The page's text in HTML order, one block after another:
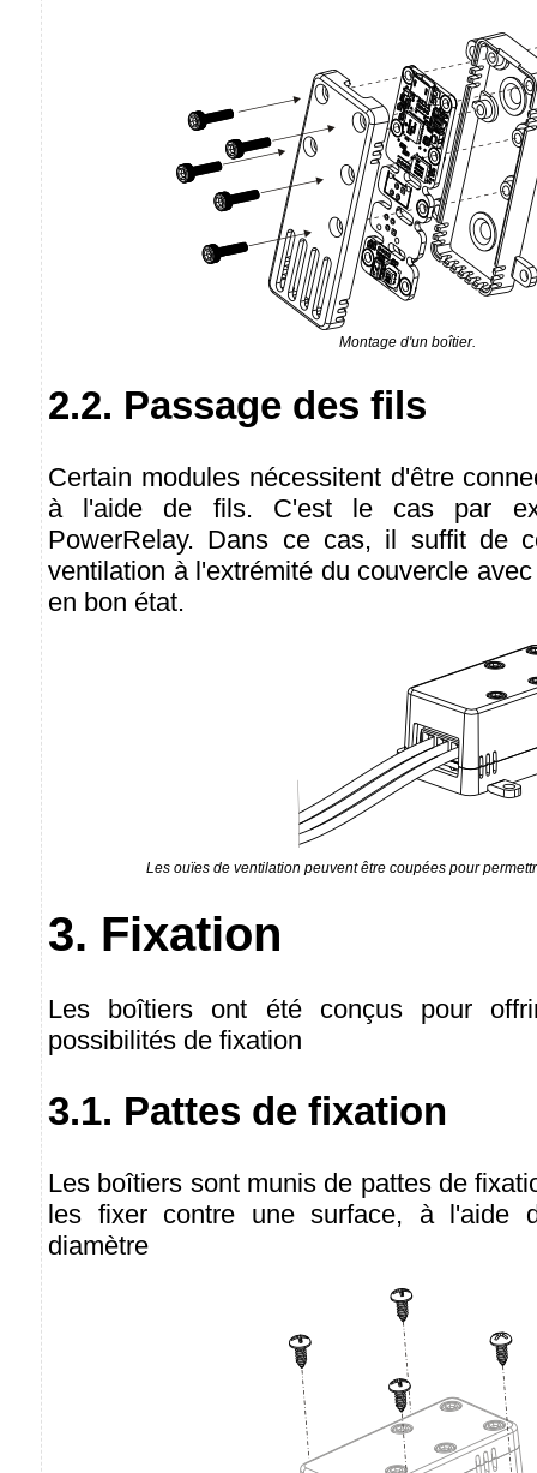
Montage d'un boîtier.
2.2. Passage des fils
Certain modules nécessitent d'être
à l'aide de fils. C'est le cas par
PowerRelay. Dans ce cas, il suffit de
ventilation à l'extrémité du couvercle
en bon état.
Les ouïes de ventilation peuvent être coupées pour
3. Fixation
Les boîtiers ont été conçus pour
possibilités de fixation
3.1. Pattes de fixation
Les boîtiers sont munis de pattes de
les fixer contre une surface, à l'aide
diamètre